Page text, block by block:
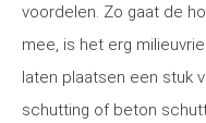
voordelen. Zo gaat de
mee, is het erg
laten plaatsen een stuk
schutting of beton